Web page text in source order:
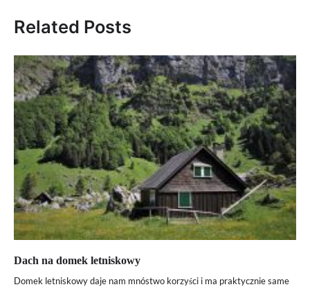
Related Posts
Dach na domek letniskowy
Domek letniskowy daje nam mnóstwo korzyści i ma praktycznie same